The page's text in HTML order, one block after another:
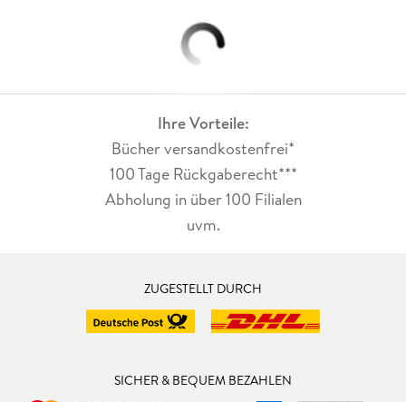
Ihre Vorteile:
Bücher versandkostenfrei*
100 Tage Rückgaberecht***
Abholung in über 100 Filialen
uvm.
ZUGESTELLT DURCH
SICHER & BEQUEM BEZAHLEN